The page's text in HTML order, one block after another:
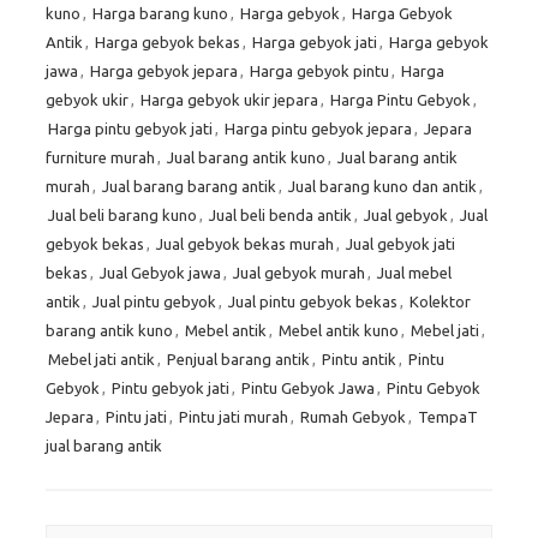
kuno , Harga barang kuno , Harga gebyok , Harga Gebyok
Antik , Harga gebyok bekas , Harga gebyok jati , Harga gebyok
jawa , Harga gebyok jepara , Harga gebyok pintu , Harga
gebyok ukir, Harga gebyok ukir jepara , Harga Pintu Gebyok ,
Harga pintu gebyok jati , Harga pintu gebyok jepara , Jepara
furniture murah , Jual barang antik kuno , Jual barang antik
murah , Jual barang barang antik , Jual barang kuno dan antik ,
Jual beli barang kuno , Jual beli benda antik , Jual gebyok , Jual
gebyok bekas , Jual gebyok bekas murah , Jual gebyok jati
bekas , Jual Gebyok jawa , Jual gebyok murah , Jual mebel
antik , Jual pintu gebyok , Jual pintu gebyok bekas , Kolektor
barang antik kuno , Mebel antik , Mebel antik kuno , Mebel jati ,
Mebel jati antik , Penjual barang antik , Pintu antik , Pintu
Gebyok , Pintu gebyok jati , Pintu Gebyok Jawa , Pintu Gebyok
Jepara , Pintu jati , Pintu jati murah , Rumah Gebyok , TempaT
jual barang antik